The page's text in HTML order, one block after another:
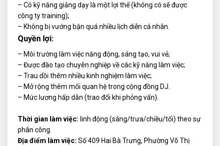
– Có kỹ năng giảng dạy là một lợi thế (không có sẽ được
công ty training);
– Không bị vướng bận quá nhiều lịch diễn cá nhân.
Quyền lợi:
– Môi trường làm việc năng động, sáng tạo, vui vẻ;
– Được đào tạo chuyên nghiệp về các kỹ năng làm việc;
– Trau dồi thêm nhiều kinh nghiệm làm việc;
– Mở rộng thêm mối quan hệ trong cộng đồng DJ.
– Mức lương hấp dẫn (trao đổi khi phỏng vấn).
Thời gian làm việc: linh động (sáng/trưa/chiều/tối) theo sự
phân công.
Địa điểm làm việc: Số 409 Hai Bà Trưng, Phường Võ Thị